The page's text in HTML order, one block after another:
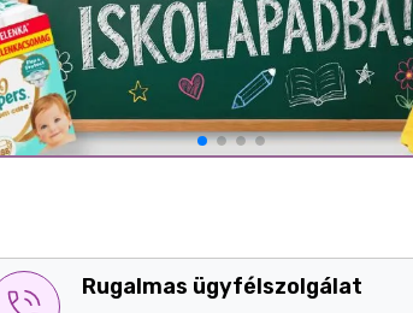
Rugalmas ügyfélszolgálat